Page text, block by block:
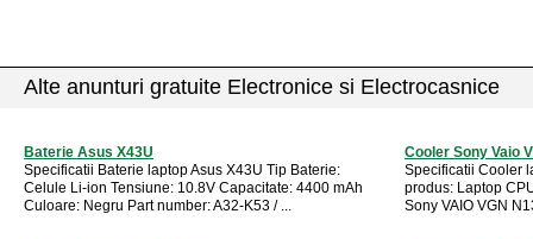
Alte anunturi gratuite Electronice si Electrocasnice
Baterie Asus X43U
Specificatii Baterie laptop Asus X43U Tip Baterie:
Celule Li-ion Tensiune: 10.8V Capacitate: 4400 mAh
Culoare: Negru Part number: A32-K53 / ...
Cooler Sony Vaio
Specificatii Cooler
produs: Laptop
Sony VAIO VGN